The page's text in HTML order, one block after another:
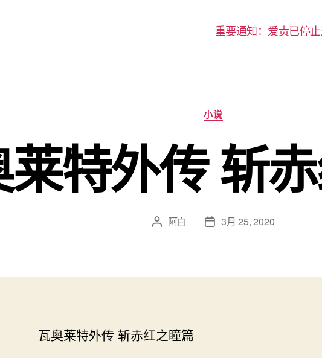
重要通知：爱责已停
分
类
小说
特外传 斩
文 阿白
发 3月 25, 2020
瓦奥莱特外传 斩赤红之瞳篇